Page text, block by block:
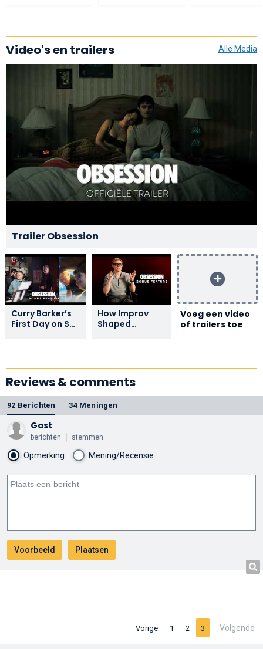
Alle Media
Video's en trailers
Trailer Obsession
Curry Barker’s
First Day on Set
How Improv
Shaped
Voeg een video
of trailers toe
Reviews & comments
92 Berichten 34 Meningen
Gast
berichten stemmen
Opmerking Mening/Recensie
Vorige 1 2 3 Volgende